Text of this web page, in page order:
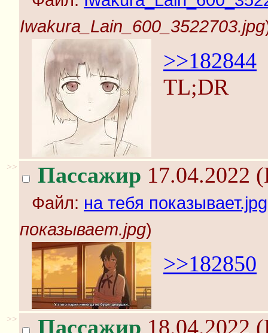
Iwakura_Lain_600_3522703.jpg
>>182844
TL;DR
>> Пассажир 17.04.2022
Файл: на тебя показывает.jpg
показывает.jpg)
>>182850
>> Пассажир 18.04.2022